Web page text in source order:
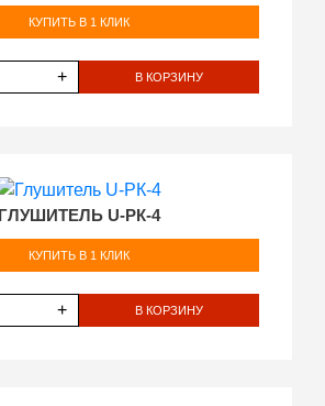
КУПИТЬ В 1 КЛИК
+ В КОРЗИНУ
ГЛУШИТЕЛЬ U-РК-4
КУПИТЬ В 1 КЛИК
+ В КОРЗИНУ